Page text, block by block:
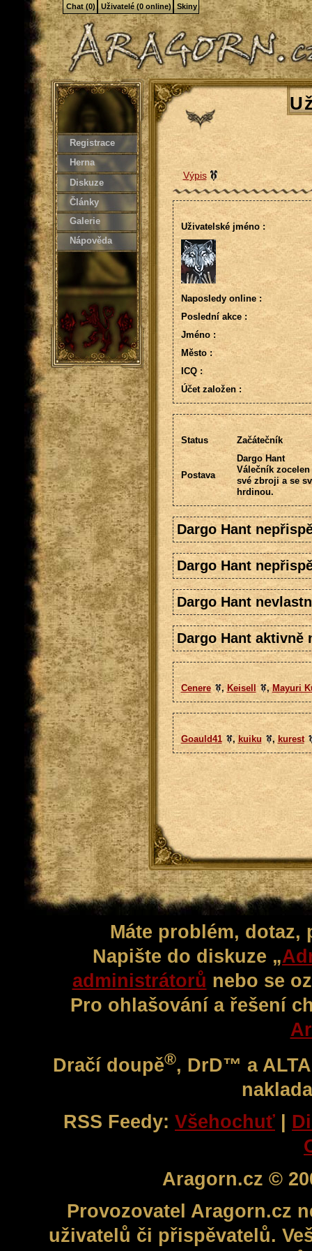
Registrace
Herna
Diskuze
Články
Galerie
Nápověda
Výpis
Uživatelské jméno :
Naposledy online :
Poslední akce :
Jméno :
Město :
ICQ :
Účet založen :
Status Začátečník
Postava
Dargo Hant
Válečník
své zbroji a se
hrdinou.
Dargo Hant
Dargo Hant
Dargo Hant
Dargo Hant aktivně
Cenere ,Keisell ,Mayuri
Goauld41 , kuiku , kurest
Máte problém,
Napište do diskuze „
administrátorů nebo se
Pro ohlašování a řešení
Dračí doupě®, DrD™ a
RSS Feedy: Všehochuť
Aragorn.cz ©
Provozovatel Aragorn.cz
uživatelů či přispěvatelů.
Chat (0) Uživatelé (0 online) Skiny